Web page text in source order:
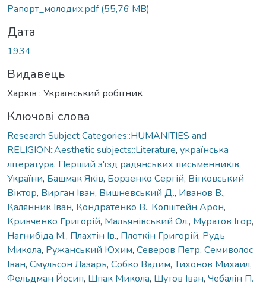
Рапорт_молодих.pdf(55,76 MB)
Дата
1934
Видавець
Харків : Український робітник
Ключові слова
Research Subject Categories::HUMANITIES and
RELIGION::Aesthetic subjects::Literature, українська
література, Перший з'їзд радянських письменників
України, Башмак Яків, Борзенко Сергій, Вітковський
Віктор, Вирган Іван, Вишневський Д., Иванов В.,
Калянник Іван, Кондратенко В., Копштейн Арон,
Кривченко Григорій, Мальянівський Ол., Муратов Ігор,
Нагнибіда М., Плахтін Ів., Плоткін Григорій, Рудь
Микола, Ружанський Юхим, Северов Петр, Семиволос
Іван, Смульсон Лазарь, Собко Вадим,Тихонов Михаил,
Фельдман Йосип, Шпак Микола, Шутов Іван, Чебалін П.